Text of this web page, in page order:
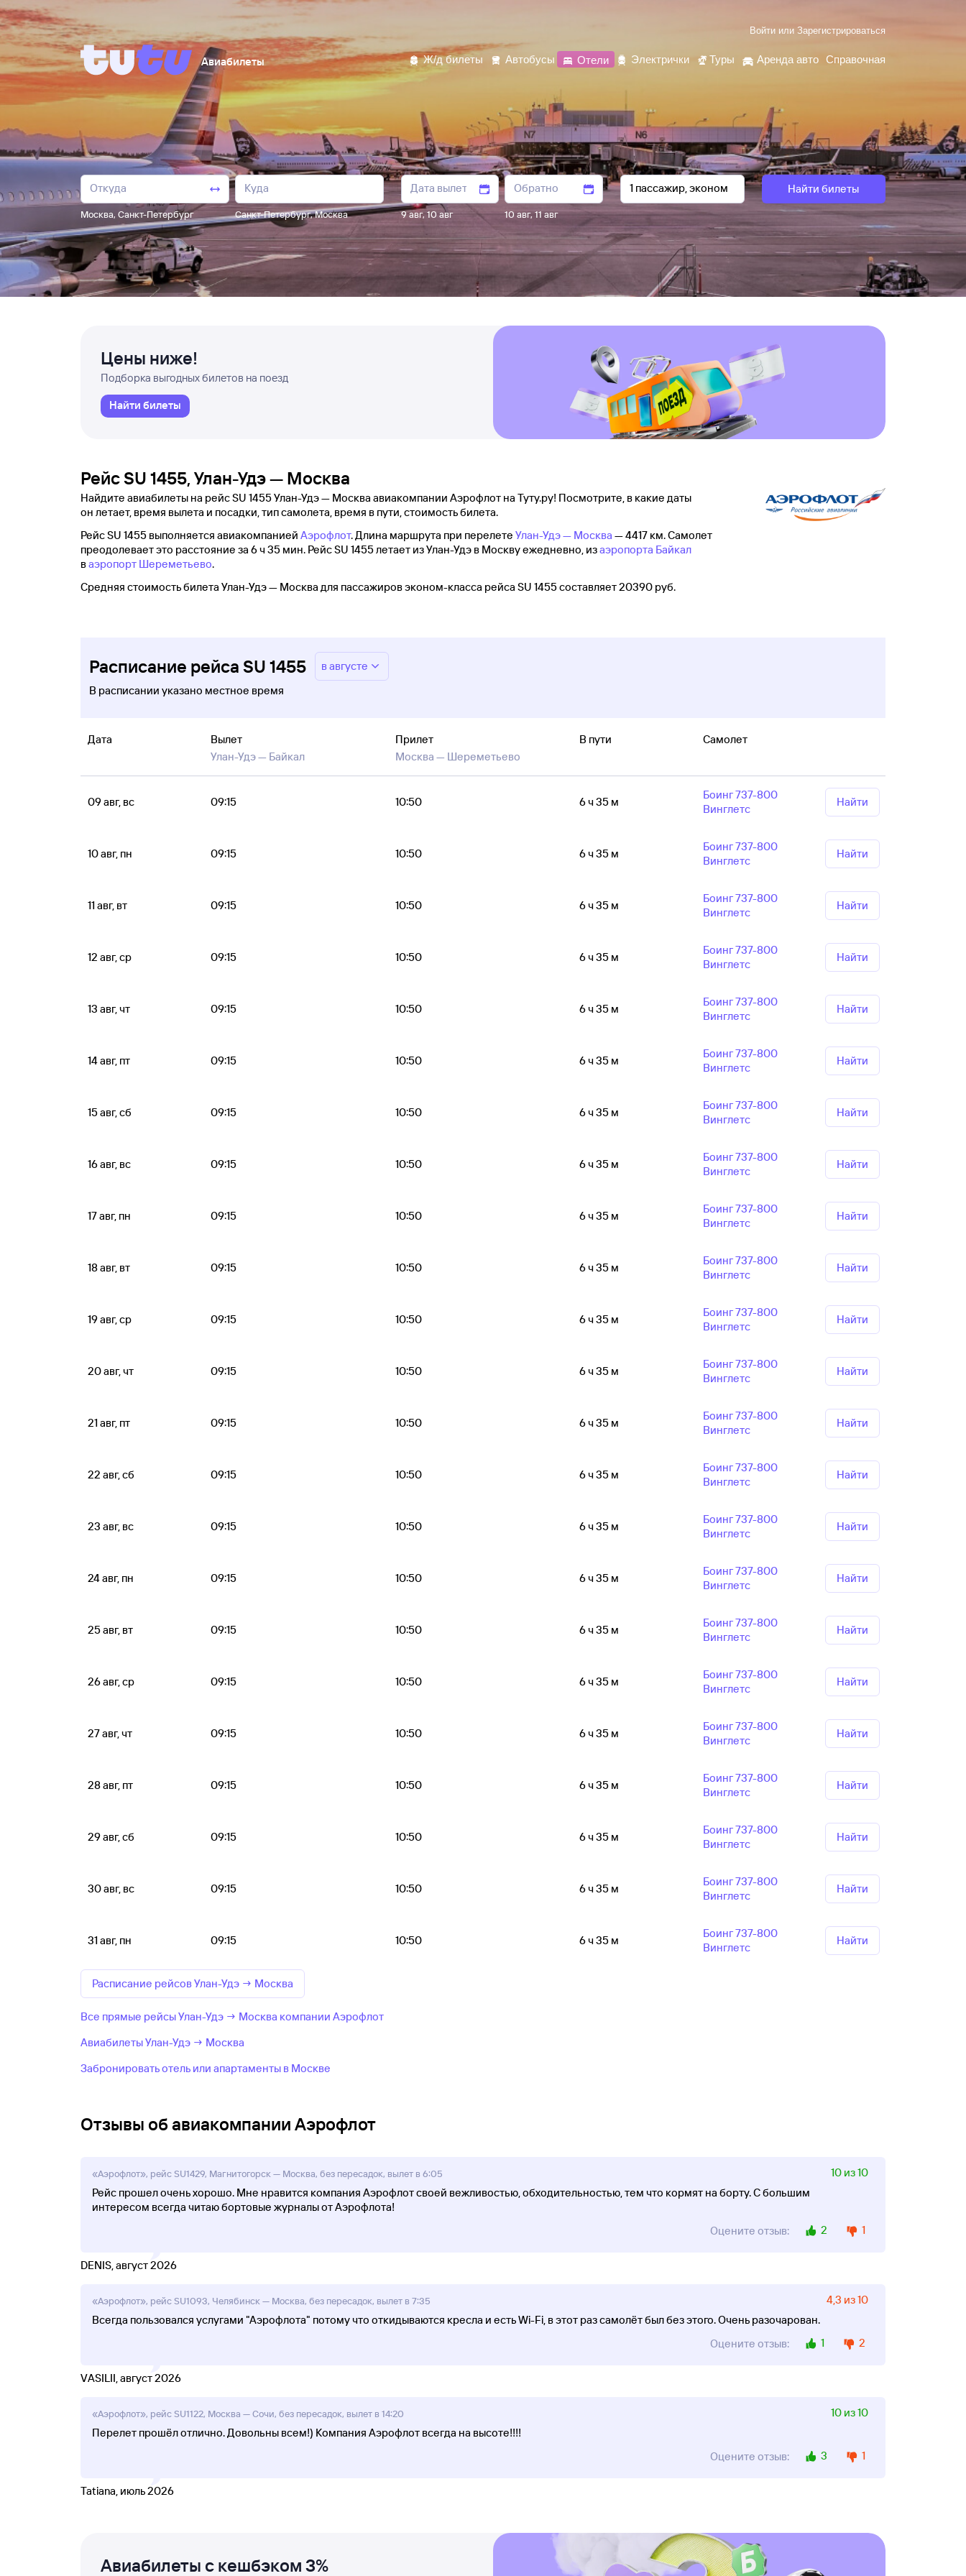
Войти или Зарегистрироваться
Авиабилеты Ж/д билеты Автобусы Отели Электрички Туры Аренда авто Справочная
Москва, Санкт-Петербург Санкт-Петербург,Москва 9 авг, 10 авг 10 авг,11 авг
Найти билеты
Цены ниже!
Подборка выгодных билетов на поезд
Найти билеты
Рейс SU 1455, Улан-Удэ — Москва
Найдите авиабилеты на рейс SU 1455 Улан-Удэ — Москва авиакомпании Аэрофлот на Туту.ру! Посмотрите, в какие даты
он летает, время вылета и посадки, тип самолета, время в пути, стоимость билета.
Рейс SU 1455 выполняется авиакомпанией Аэрофлот. Длина маршрута при перелете Улан-Удэ — Москва — 4417 км. Самолет
преодолевает это расстояние за 6 ч 35 мин. Рейс SU 1455 летает из Улан-Удэ в Москву ежедневно, изаэропорта Байкал
ваэропорт Шереметьево.
Средняя стоимость билета Улан-Удэ — Москва для пассажиров эконом-класса рейса SU 1455 составляет 20390 руб.
Расписание рейса SU 1455
в августе
В расписании указано местное время
Дата
Вылет
Улан-Удэ — Байкал
Прилет
Москва — Шереметьево
В пути Самолет
09 авг, вс 09:15 10:50 6 ч 35 м
Боинг 737-800
Винглетс
Найти
10 авг, пн 09:15 10:50 6 ч 35 м
Боинг 737-800
Винглетс
Найти
11 авг, вт 09:15 10:50 6 ч 35 м
Боинг 737-800
Винглетс
Найти
12 авг, ср 09:15 10:50 6 ч 35 м
Боинг 737-800
Винглетс
Найти
13 авг, чт 09:15 10:50 6 ч 35 м
Боинг 737-800
Винглетс
Найти
14 авг, пт 09:15 10:50 6 ч 35 м
Боинг 737-800
Винглетс
Найти
15 авг, сб 09:15 10:50 6 ч 35 м
Боинг 737-800
Винглетс
Найти
16 авг, вс 09:15 10:50 6 ч 35 м
Боинг 737-800
Винглетс
Найти
17 авг, пн 09:15 10:50 6 ч 35 м
Боинг 737-800
Винглетс
Найти
18 авг, вт 09:15 10:50 6 ч 35 м
Боинг 737-800
Винглетс
Найти
19 авг, ср 09:15 10:50 6 ч 35 м
Боинг 737-800
Винглетс
Найти
20 авг, чт 09:15 10:50 6 ч 35 м
Боинг 737-800
Винглетс
Найти
21 авг, пт 09:15 10:50 6 ч 35 м
Боинг 737-800
Винглетс
Найти
22 авг, сб 09:15 10:50 6 ч 35 м
Боинг 737-800
Винглетс
Найти
23 авг, вс 09:15 10:50 6 ч 35 м
Боинг 737-800
Винглетс
Найти
24 авг, пн 09:15 10:50 6 ч 35 м
Боинг 737-800
Винглетс
Найти
25 авг, вт 09:15 10:50 6 ч 35 м
Боинг 737-800
Винглетс
Найти
26 авг, ср 09:15 10:50 6 ч 35 м
Боинг 737-800
Винглетс
Найти
27 авг, чт 09:15 10:50 6 ч 35 м
Боинг 737-800
Винглетс
Найти
28 авг, пт 09:15 10:50 6 ч 35 м
Боинг 737-800
Винглетс
Найти
29 авг, сб 09:15 10:50 6 ч 35 м
Боинг 737-800
Винглетс
Найти
30 авг, вс 09:15 10:50 6 ч 35 м
Боинг 737-800
Винглетс
Найти
31 авг, пн 09:15 10:50 6 ч 35 м
Боинг 737-800
Винглетс
Найти
Расписание рейсов Улан-Удэ → Москва
Все прямые рейсы Улан-Удэ → Москва компании Аэрофлот
Авиабилеты Улан-Удэ → Москва
Забронировать отель или апартаменты в Москве
Отзывы об авиакомпании Аэрофлот
«Аэрофлот», рейс SU1429, Магнитогорск — Москва, без пересадок, вылет в 6:05
10 из 10
Рейс прошел очень хорошо. Мне нравится компания Аэрофлот своей вежливостью, обходительностью, тем что кормят на борту. С большим
интересом всегда читаю бортовые журналы от Аэрофлота!
Оцените отзыв:
2 1
DENIS, август 2026
«Аэрофлот», рейс SU1093, Челябинск — Москва, без пересадок, вылет в 7:35
4,3 из 10
Всегда пользовался услугами "Аэрофлота" потому что откидываются кресла и есть Wi-Fi, в этот раз самолёт был без этого. Очень разочарован.
Оцените отзыв:
1 2
VASILII, август 2026
«Аэрофлот», рейс SU1122, Москва — Сочи, без пересадок, вылет в 14:20
10 из 10
Перелет прошёл отлично. Довольны всем!) Компания Аэрофлот всегда на высоте!!!!
Оцените отзыв:
3 1
Tatiana, июль 2026
Авиабилеты с кешбэком 3%